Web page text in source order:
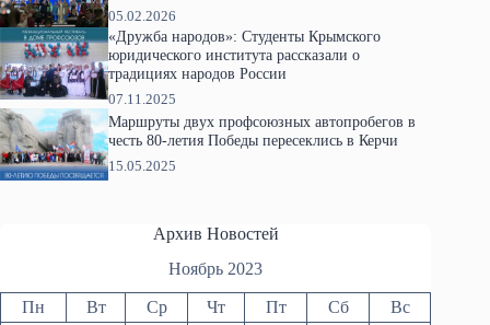
05.02.2026
«Дружба народов»: Студенты Крымского
юридического института рассказали о
традициях народов России
07.11.2025
Маршруты двух профсоюзных автопробегов в
честь 80-летия Победы пересеклись в Керчи
15.05.2025
Архив Новостей
Ноябрь 2023
Пн Вт Ср Чт Пт Сб
Вс